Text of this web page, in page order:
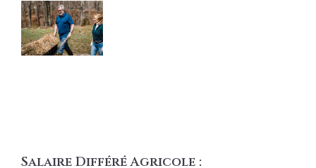
Salaire Différé Agricole :